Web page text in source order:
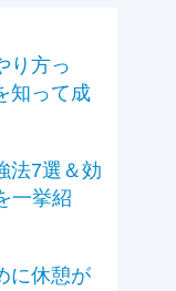
り方っ
知って成
法7選＆効
一挙紹
に休憩が